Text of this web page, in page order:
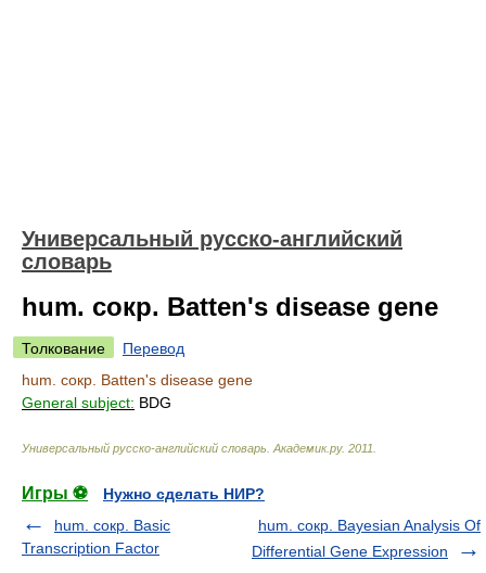
Универсальный русско-английский
словарь
hum. сокр. Batten's disease gene
Толкование
Перевод
hum. сокр. Batten's disease gene
General subject: BDG
Универсальный русско-английский словарь Академик.ру. 2011
Игры ⚽
Нужно сделать НИР?
hum. сокр. Basic
Transcription Factor
hum. сокр. Bayesian Analysis Of
Differential Gene Expression